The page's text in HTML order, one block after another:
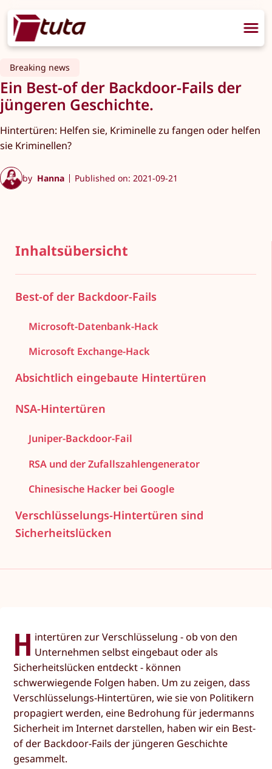
Breaking news
Ein Best-of der Backdoor-Fails der
jüngeren Geschichte.
Hintertüren: Helfen sie, Kriminelle zu fangen oder helfen
sie Kriminellen?
by Hanna Published on: 2021-09-21
Inhaltsübersicht
Best-of der Backdoor-Fails
Microsoft-Datenbank-Hack
Microsoft Exchange-Hack
Absichtlich eingebaute Hintertüren
NSA-Hintertüren
Juniper-Backdoor-Fail
RSA und der Zufallszahlengenerator
Chinesische Hacker bei Google
Verschlüsselungs-Hintertüren sind
Sicherheitslücken
H intertüren zur Verschlüsselung - ob von den
Unternehmen selbst eingebaut oder als
Sicherheitslücken entdeckt - können
schwerwiegende Folgen haben. Um zu zeigen, dass
Verschlüsselungs-Hintertüren, wie sie von Politikern
propagiert werden, eine Bedrohung für jedermanns
Sicherheit im Internet darstellen, haben wir ein Best-
of der Backdoor-Fails der jüngeren Geschichte
gesammelt.